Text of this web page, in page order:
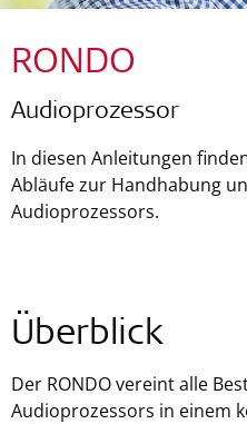
RONDO
Audioprozessor
In diesen Anleitungen
Abläufe zur Handhabung
Audioprozessors.
Überblick
Der RONDO vereint alle
Audioprozessors in einem